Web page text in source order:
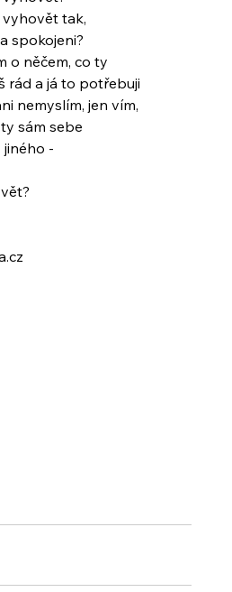
tak,
spokojeni?
o něčem, co ty
rád a já to potřebuji
nemyslím, jen vím,
sám sebe
jiného -